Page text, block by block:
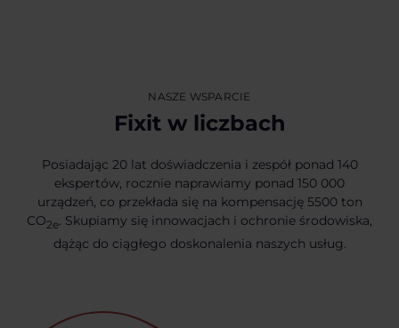
NASZE WSPARCIE
Fixit w liczbach
Posiadając 20 lat doświadczenia i zespół ponad 140
ekspertów, rocznie naprawiamy ponad 150 000
urządzeń, co przekłada się na kompensację 5500 ton
CO2e. Skupiamy się innowacjach i ochronie środowiska,
dążąc do ciągłego doskonalenia naszych usług.